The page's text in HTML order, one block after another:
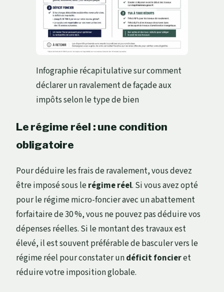
Infographie récapitulative sur comment
déclarer un ravalement de façade aux
impôts selon le type de bien
Le régime réel : une condition
obligatoire
Pour déduire les frais de ravalement, vous devez
être imposé sous lerégime réel. Si vous avez opté
pour le régime micro-foncier avec un abattement
forfaitaire de 30 %, vous ne pouvez pas déduire vos
dépenses réelles. Si le montant des travaux est
élevé, il est souvent préférable de basculer vers le
régime réel pour constater undéficit foncieret
réduire votre imposition globale.